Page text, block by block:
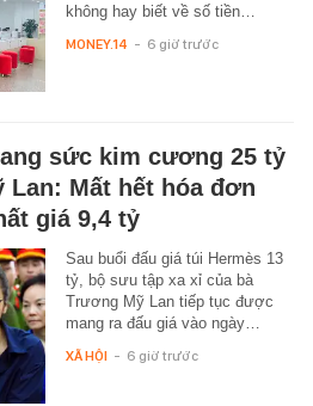
không hay biết về số tiền…
MONEY.14 - 6 giờ trước
sức kim cương 25 tỷ
Lan: Mất hết hóa đơn
giá 9,4 tỷ
Sau buổi đấu giá túi Hermès 13
tỷ, bộ sưu tập xa xỉ của bà
Trương Mỹ Lan tiếp tục được
mang ra đấu giá vào ngày…
XÃ HỘI - 6 giờ trước